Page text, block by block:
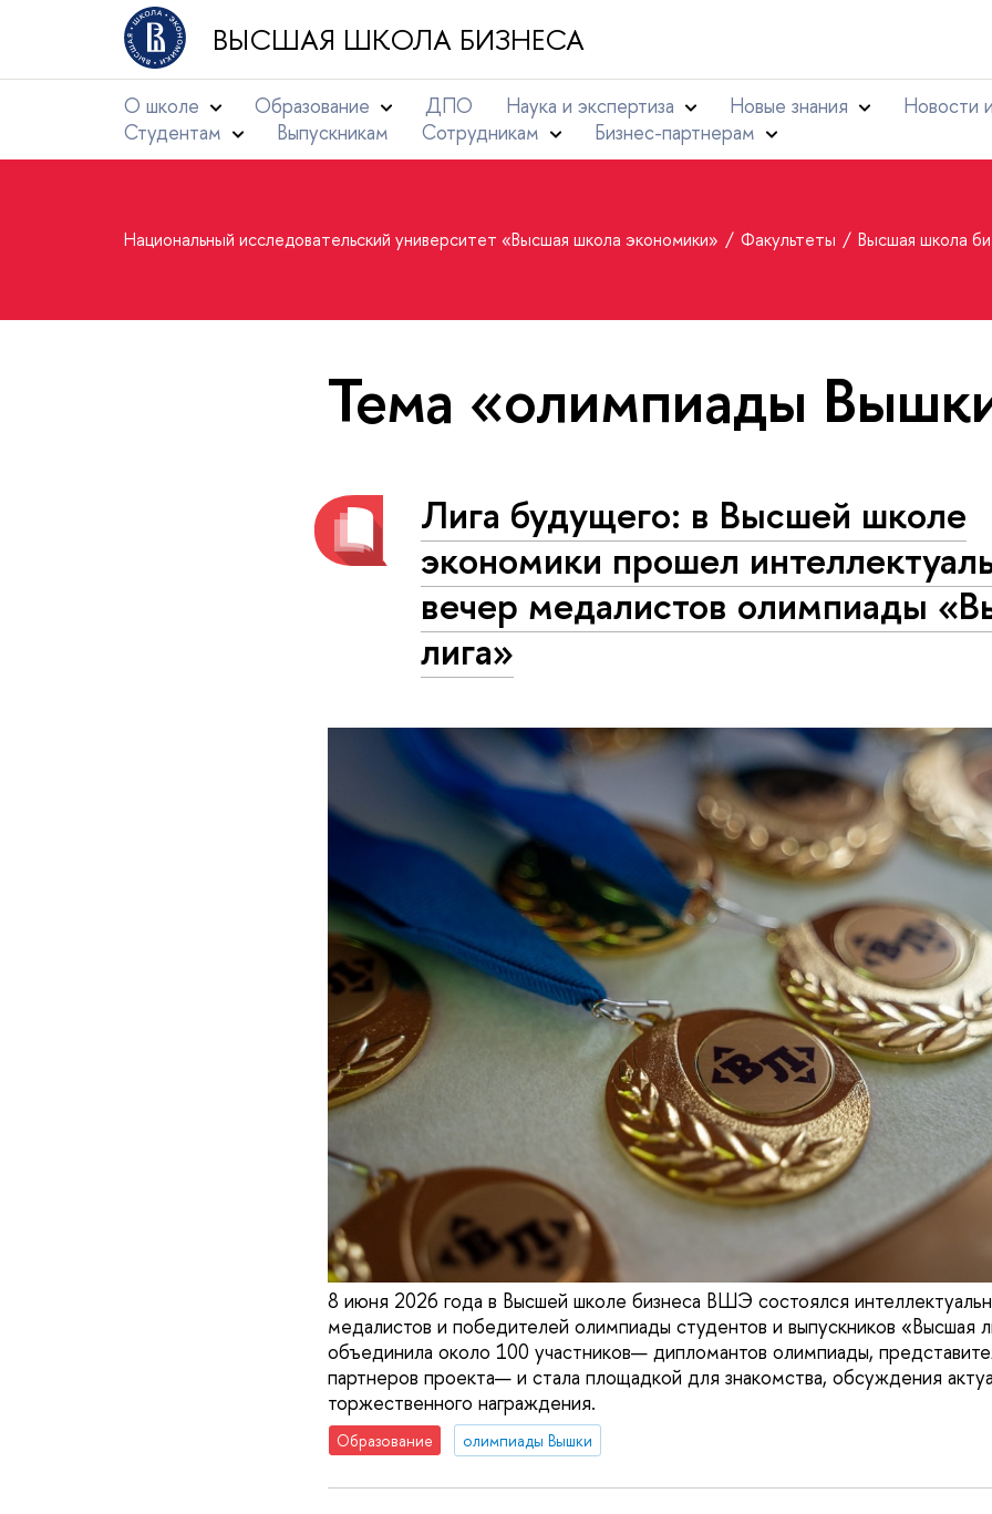
ВЫСШАЯ ШКОЛА БИЗНЕСА
О школе Образование ДПО Наука и экспертиза Новые знания
Новости
Студентам
Выпускникам Сотрудникам Бизнес-партнерам
Национальный исследовательский университет «Высшая школа экономики» Факультеты Высшая школа
Тема «олимпиады
Лига будущего: в Высшей школе
экономики прошел
вечер медалистов олимпиады
лига»
8 июня 2026 года в Высшей школе бизнеса ВШЭ состоялся
медалистов и победителей олимпиады студентов и выпускников «Высшая
объединила около 100 участников— дипломантов олимпиады,
партнеров проекта— и стала площадкой для знакомства, обсуждения
торжественного награждения.
Образование олимпиады Вышки